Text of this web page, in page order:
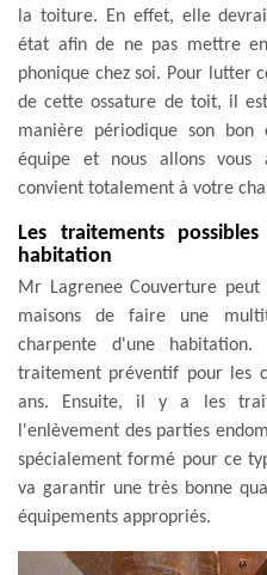
la toiture. En effet, elle
état afin de ne pas mettre
phonique chez soi. Pour lutter
de cette ossature de toit, il
manière périodique son
équipe et nous allons vous
convient totalement à votre
Les traitements
habitation
Mr Lagrenee Couverture
maisons de faire une
charpente d'une
traitement préventif pour les
ans. Ensuite, il y a les
l'enlèvement des parties
spécialement formé pour ce
va garantir une très bonne
équipements appropriés.